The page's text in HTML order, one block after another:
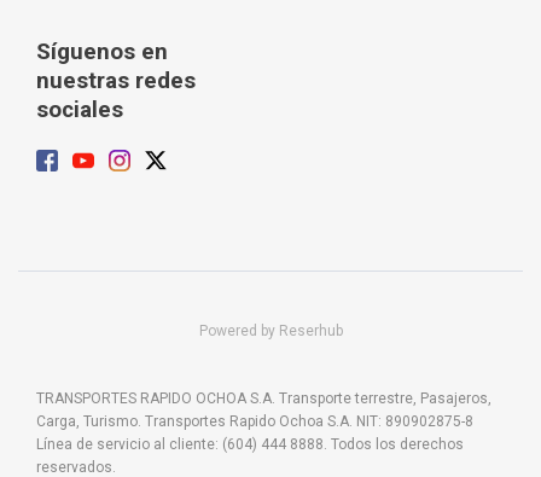
Síguenos en
nuestras redes
sociales
Powered by Reserhub
TRANSPORTES RAPIDO OCHOA S.A. Transporte terrestre, Pasajeros,
Carga, Turismo. Transportes Rapido Ochoa S.A. NIT: 890902875-8
Línea de servicio al cliente: (604) 444 8888. Todos los derechos
reservados.